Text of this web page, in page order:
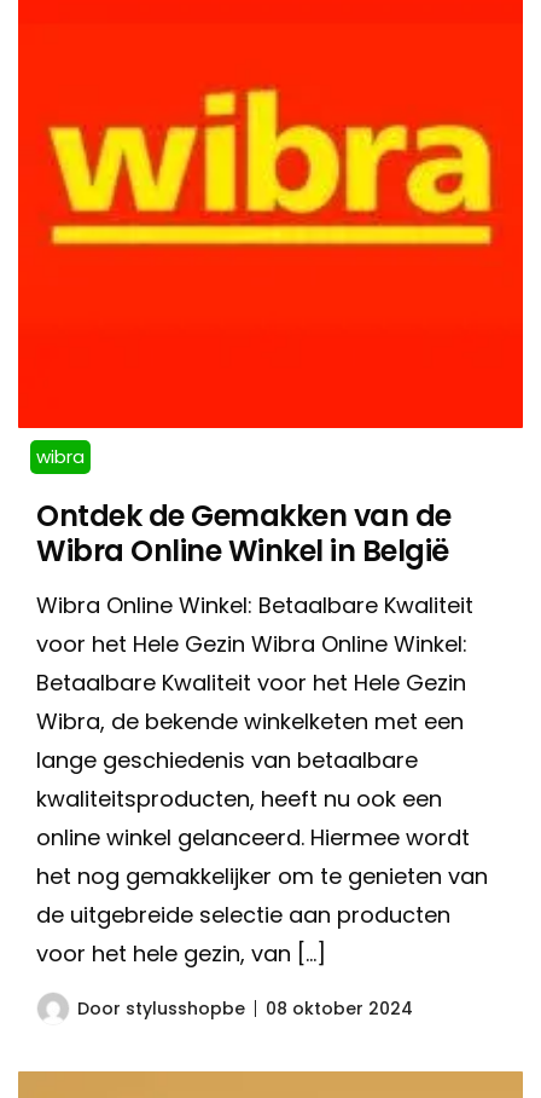
wibra
Ontdek de Gemakken van de
Wibra Online Winkel in België
Wibra Online Winkel: Betaalbare Kwaliteit
voor het Hele Gezin Wibra Online Winkel:
Betaalbare Kwaliteit voor het Hele Gezin
Wibra, de bekende winkelketen met een
lange geschiedenis van betaalbare
kwaliteitsproducten, heeft nu ook een
online winkel gelanceerd. Hiermee wordt
het nog gemakkelijker om te genieten van
de uitgebreide selectie aan producten
voor het hele gezin, van […]
Door stylusshopbe 08 oktober 2024